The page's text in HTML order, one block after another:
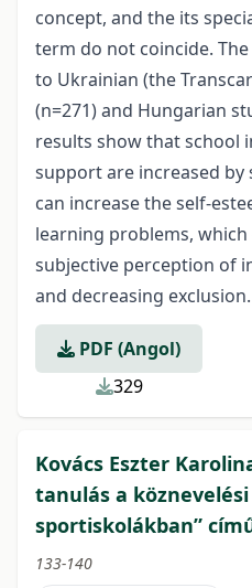
concept, and the its
term do not coincide.
to Ukrainian (the
(n=271) and Hungarian
results show that school
support are increased by
can increase the self-
learning problems,
subjective perception of
and decreasing exclusion.
PDF (Angol)
329
Kovács Eszter
tanulás a
sportiskolákban”
133-140